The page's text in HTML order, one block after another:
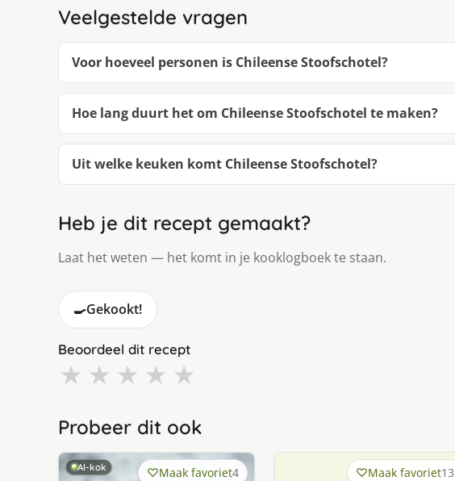
Veelgestelde vragen
Voor hoeveel personen is Chileense Stoofschotel?
Hoe lang duurt het om Chileense Stoofschotel te maken?
Uit welke keuken komt Chileense Stoofschotel?
Heb je dit recept gemaakt?
Laat het weten — het komt in je kooklogboek te staan.
🍳Gekookt!
Beoordeel dit recept
★ ★ ★ ★ ★
Probeer dit ook
AI-kok Maak favoriet4 Maak favoriet13